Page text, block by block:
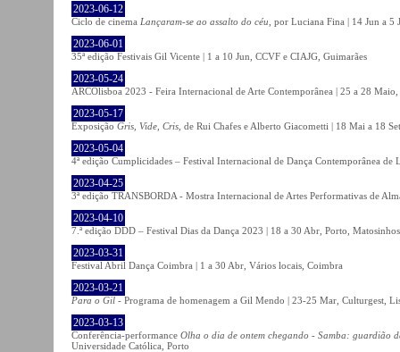
2023-06-12
Ciclo de cinema Lançaram-se ao assalto do céu , por Luciana Fina | 14 Jun a 5
2023-06-01
35ª edição Festivais Gil Vicente | 1 a 10 Jun, CCVF e CIAJG, Guimarães
2023-05-24
ARCOlisboa 2023 - Feira Internacional de Arte Contemporânea | 25 a 28
2023-05-17
Exposição Gris, Vide, Cris , de Rui Chafes e Alberto Giacometti | 18 Mai a 18
2023-05-04
4ª edição Cumplicidades – Festival Internacional de Dança Contemporânea
2023-04-25
3ª edição TRANSBORDA - Mostra Internacional de Artes Performativas de
2023-04-10
7.ª edição DDD – Festival Dias da Dança 2023 | 18 a 30 Abr, Porto,
2023-03-31
Festival Abril Dança Coimbra | 1 a 30 Abr, Vários locais, Coimbra
2023-03-21
Para o Gil - Programa de homenagem a Gil Mendo | 23-25 Mar, Culturgest,
2023-03-13
Conferência-performance Olha o dia de ontem chegando - Samba: guardião
Universidade Católica, Porto